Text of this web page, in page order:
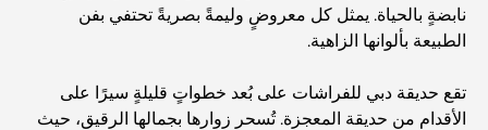
نابضةٍ بالحياة. يمثل كل معروضٍ وليمةً بصريةً تحتفي بفن
الطبيعة بألوانها الزاهية.
تقع حديقة دبي للفراشات على بُعد خطواتٍ قليلةٍ سيرًا على
الأقدام من حديقة المعجزة. تُسحر زوارها بجمالها الرقيق، حيث